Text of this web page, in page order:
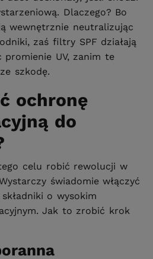
Dlaczego? Bo
wewnętrznie neutralizując
zaś filtry SPF działają
UV, zanim te
szkodę.
ochronę
do
celu robić rewolucji w
świadomie włączyć
o wysokim
Jak to zrobić krok